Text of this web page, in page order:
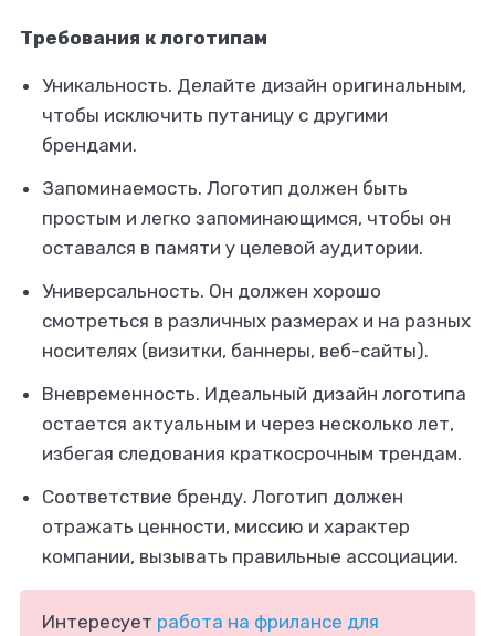
Требования к логотипам
Уникальность. Делайте дизайн оригинальным,
чтобы исключить путаницу с другими
брендами.
Запоминаемость. Логотип должен быть
простым и легко запоминающимся, чтобы он
оставался в памяти у целевой аудитории.
Универсальность. Он должен хорошо
смотреться в различных размерах и на разных
носителях (визитки, баннеры, веб-сайты).
Вневременность. Идеальный дизайн логотипа
остается актуальным и через несколько лет,
избегая следования краткосрочным трендам.
Соответствие бренду. Логотип должен
отражать ценности, миссию и характер
компании, вызывать правильные ассоциации.
Интересует работа на фрилансе для